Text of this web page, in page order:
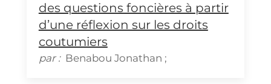
des questions foncières à partir
d’une réflexion sur les droits
coutumiers
par : Benabou Jonathan ;